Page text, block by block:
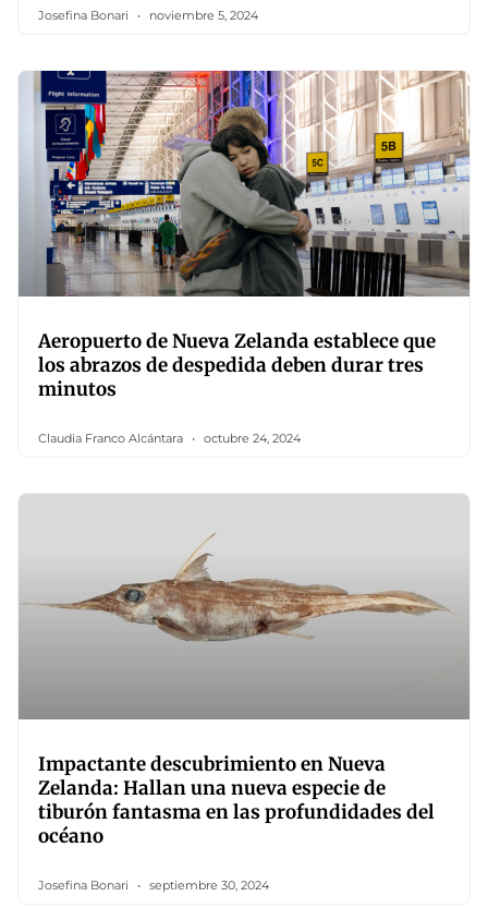
Josefina Bonari noviembre 5, 2024
Aeropuerto de Nueva Zelanda establece que
los abrazos de despedida deben durar tres
minutos
Claudia Franco Alcántara octubre 24, 2024
Impactante descubrimiento en Nueva
Zelanda: Hallan una nueva especie de
tiburón fantasma en las profundidades del
océano
Josefina Bonari septiembre 30, 2024